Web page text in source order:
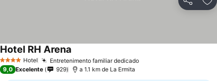
Partilhar
4 EstrelasHotel Entretenimento familiar dedicadoVer preços
Hotel RH Arena
9,0 Excelente 929 a 1.1 km de La Ermita